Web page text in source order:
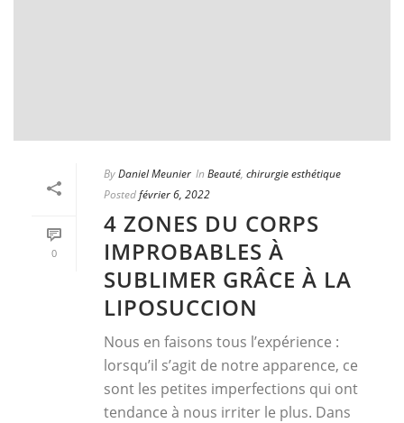
0
ByDaniel Meunier In Beauté, chirurgie esthétique
Postedfévrier 6, 2022
4 ZONES DU CORPS
IMPROBABLES À
SUBLIMER GRÂCE À LA
LIPOSUCCION
Nous en faisons tous l’expérience :
lorsqu’il s’agit de notre apparence, ce
sont les petites imperfections qui ont
tendance à nous irriter le plus. Dans